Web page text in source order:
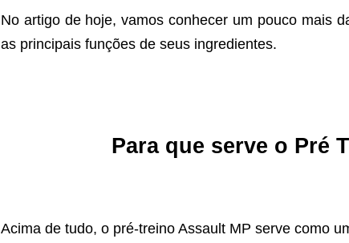
No artigo de hoje, vamos conhecer um pouco mais
as principais funções de seus ingredientes.
Para que serve o Pré
Acima de tudo, o pré-treino Assault MP serve como